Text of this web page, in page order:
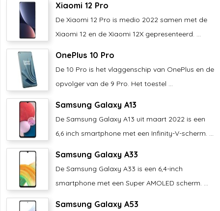
Xiaomi 12 Pro
De Xiaomi 12 Pro is medio 2022 samen met de
Xiaomi 12 en de Xiaomi 12X gepresenteerd. ...
OnePlus 10 Pro
De 10 Pro is het vlaggenschip van OnePlus en de
opvolger van de 9 Pro. Het toestel ...
Samsung Galaxy A13
De Samsung Galaxy A13 uit maart 2022 is een
6,6 inch smartphone met een Infinity-V-scherm. ...
Samsung Galaxy A33
De Samsung Galaxy A33 is een 6,4-inch
smartphone met een Super AMOLED scherm. ...
Samsung Galaxy A53